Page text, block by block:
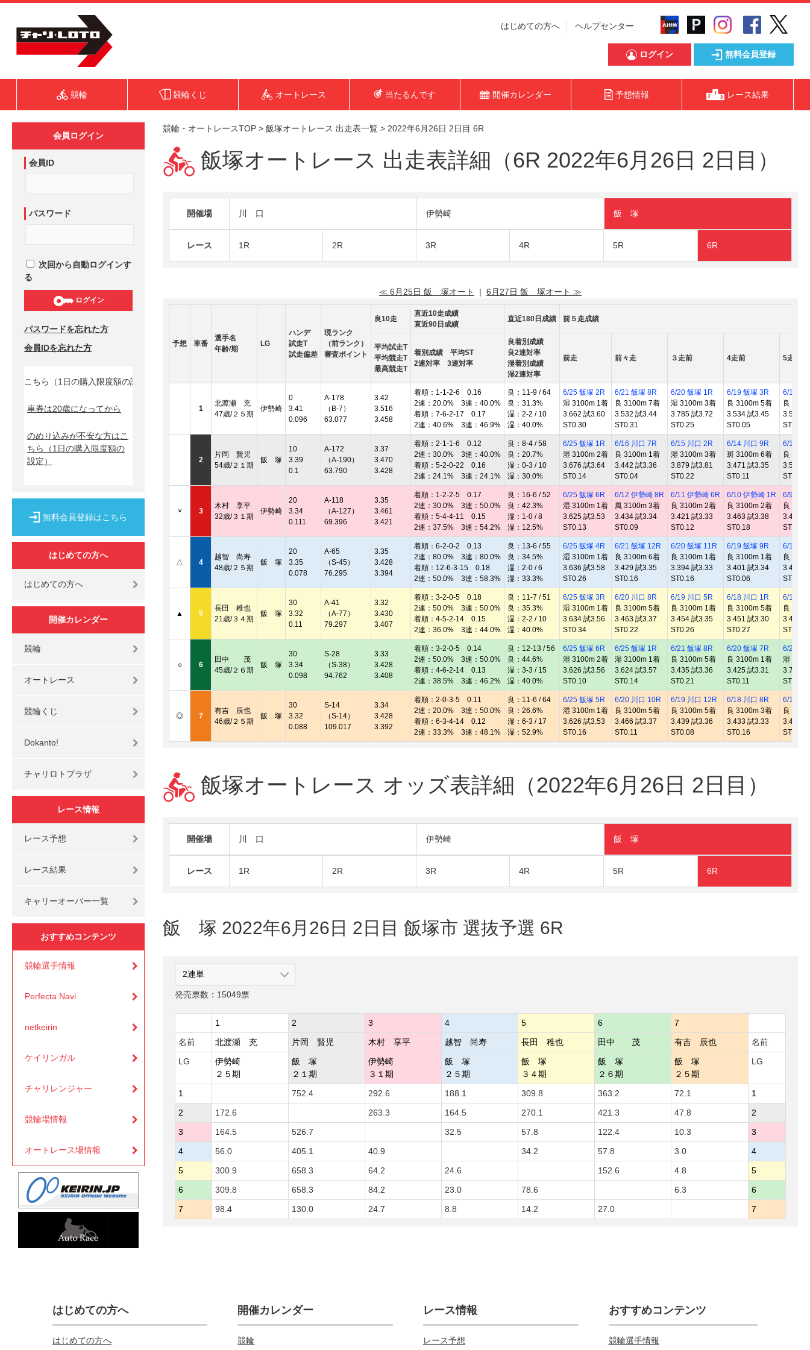
はじめての方へ ヘルプセンター
ログイン 無料会員登録
競輪 競輪くじ オートレース 当たるんです 開催カレンダー 予想情報 レース結果
会員ログイン
会員ID
パスワード
次回から自動ログインす
る
ログイン
パスワードを忘れた方
会員IDを忘れた方
ちら（1日の購入限度額の設定）↓
車券は20歳になってから
のめり込みが不安な方はこ
ちら
（1日の購入限度額の
設定）
無料会員登録はこちら
はじめての方へ
はじめての方へ
開催カレンダー
競輪
オートレース
競輪くじ
Dokanto!
チャリロトプラザ
レース情報
レース予想
レース結果
キャリーオーバー一覧
おすすめコンテンツ
競輪選手情報
Perfecta Navi
netkeirin
ケイリンガル
チャリレンジャー
競輪場情報
オートレース場情報
競輪・オートレースTOP > 飯塚オートレース 出走表一覧 > 2022年6月26日 2日目 6R
飯塚オートレース 出走表詳細（6R 2022年6月26日 2日目）
開催場 川 口 伊勢崎 飯 塚
レース 1R 2R 3R 4R 5R 6R
≪ 6月25日 飯 塚オート | 6月27日 飯 塚オート ≫
予想 車番
選手名
年齢/期
LG
ハンデ
試走T
試走偏差
現ランク
（前ランク）
審査ポイント
良10走
直近10走成績
直近90日成績
直近180日成績 前５走成績
平均試走T
平均競走T
最高競走T
着別成績 平均ST
2連対率 3連対率
良着別成績
良2連対率
湿着別成績
湿2連対率
前走 前々走 ３走前 4走前 5走前
1
北渡瀬 充
47歳/２５期
伊勢崎
0
3.41
0.096
A-178
（B-7）
63.077
3.42
3.516
3.458
着順：1-1-2-6 0.16
2連：20.0% 3連：40.0%
着順：7-6-2-17 0.17
2連：40.6% 3連：46.9%
良：11-9 / 64
良：31.3%
湿：2-2 / 10
湿：40.0%
6/25 飯塚 2R
湿 3100m 1着
3.662 試3.60
ST0.30
6/21 飯塚 8R
良 3100m 7着
3.532 試3.44
ST0.31
6/20 飯塚 1R
湿 3100m 3着
3.785 試3.72
ST0.25
6/19 飯塚 3R
良 3100m 5着
3.534 試3.45
ST0.05
6/18 飯
良
3.519
ST0.11
2
片岡 賢児
54歳/２１期
飯 塚
10
3.39
0.1
A-172
（A-190）
63.790
3.37
3.470
3.428
着順：2-1-1-6 0.12
2連：30.0% 3連：40.0%
着順：5-2-0-22 0.16
2連：24.1% 3連：24.1%
良：8-4 / 58
良：20.7%
湿：0-3 / 10
湿：30.0%
6/25 飯塚 1R
湿 3100m 2着
3.676 試3.64
ST0.14
6/16 川口 7R
良 3100m 1着
3.442 試3.36
ST0.04
6/15 川口 2R
湿 3100m 3着
3.879 試3.81
ST0.22
6/14 川口 9R
斑 3100m 6着
3.471 試3.35
ST0.11
6/13 川
良
3.500
ST0.11
× 3
木村 享平
32歳/３１期
伊勢崎
20
3.34
0.111
A-118
（A-127）
69.396
3.35
3.461
3.421
着順：1-2-2-5 0.17
2連：30.0% 3連：50.0%
着順：5-4-4-11 0.15
2連：37.5% 3連：54.2%
良：16-6 / 52
良：42.3%
湿：1-0 / 8
湿：12.5%
6/25 飯塚 6R
湿 3100m 1着
3.625 試3.53
ST0.13
6/12 伊勢崎 8R
風 3100m 3着
3.434 試3.34
ST0.09
6/11 伊勢崎 6R
良 3100m 2着
3.421 試3.33
ST0.12
6/10 伊勢崎 1R
良 3100m 2着
3.463 試3.38
ST0.18
6/9 伊
良
3.453
ST0.10
△ 4
越智 尚寿
48歳/２５期
飯 塚
20
3.35
0.078
A-65
（S-45）
76.295
3.35
3.428
3.394
着順：6-2-0-2 0.13
2連：80.0% 3連：80.0%
着順：12-6-3-15 0.18
2連：50.0% 3連：58.3%
良：13-6 / 55
良：34.5%
湿：2-0 / 6
湿：33.3%
6/25 飯塚 4R
湿 3100m 1着
3.636 試3.58
ST0.26
6/21 飯塚 12R
良 3100m 6着
3.429 試3.35
ST0.16
6/20 飯塚 11R
良 3100m 1着
3.394 試3.33
ST0.16
6/19 飯塚 9R
良 3100m 1着
3.401 試3.34
ST0.06
6/18 飯
良
3.429
ST0.07
▲ 5
長田 稚也
21歳/３４期
飯 塚
30
3.32
0.11
A-41
（A-77）
79.297
3.32
3.430
3.407
着順：3-2-0-5 0.18
2連：50.0% 3連：50.0%
着順：4-5-2-14 0.15
2連：36.0% 3連：44.0%
良：11-7 / 51
良：35.3%
湿：2-2 / 10
湿：40.0%
6/25 飯塚 3R
湿 3100m 1着
3.634 試3.56
ST0.34
6/20 川口 8R
良 3100m 5着
3.463 試3.37
ST0.22
6/19 川口 5R
良 3100m 1着
3.454 試3.35
ST0.26
6/18 川口 1R
良 3100m 5着
3.451 試3.30
ST0.27
6/16 川
良
3.408
ST0.05
○ 6
田中 茂
45歳/２６期
飯 塚
30
3.34
0.098
S-28
（S-38）
94.762
3.33
3.428
3.408
着順：3-2-0-5 0.14
2連：50.0% 3連：50.0%
着順：4-6-2-14 0.13
2連：38.5% 3連：46.2%
良：12-13 / 56
良：44.6%
湿：3-3 / 15
湿：40.0%
6/25 飯塚 6R
湿 3100m 2着
3.626 試3.56
ST0.10
6/25 飯塚 1R
湿 3100m 1着
3.624 試3.57
ST0.14
6/21 飯塚 8R
良 3100m 5着
3.435 試3.36
ST0.21
6/20 飯塚 7R
良 3100m 1着
3.425 試3.31
ST0.11
6/20 飯
湿
3.730
ST0.25
◎ 7
有吉 辰也
46歳/２５期
飯 塚
30
3.32
0.088
S-14
（S-14）
109.017
3.34
3.428
3.392
着順：2-0-3-5 0.11
2連：20.0% 3連：50.0%
着順：6-3-4-14 0.12
2連：33.3% 3連：48.1%
良：11-6 / 64
良：26.6%
湿：6-3 / 17
湿：52.9%
6/25 飯塚 5R
湿 3100m 1着
3.626 試3.53
ST0.16
6/20 川口 10R
良 3100m 5着
3.466 試3.37
ST0.11
6/19 川口 12R
良 3100m 5着
3.439 試3.36
ST0.08
6/18 川口 8R
良 3100m 3着
3.433 試3.33
ST0.16
6/16 川
良
3.421
ST0.05
飯塚オートレース オッズ表詳細（2022年6月26日 2日目）
開催場 川 口 伊勢崎 飯 塚
レース 1R 2R 3R 4R 5R 6R
飯 塚 2022年6月26日 2日目 飯塚市 選抜予選 6R
発売票数：15049票
1 2 3 4 5 6
7
名前
北渡瀬 充 片岡 賢児 木村 享平 越智 尚寿 長田 稚也 田中 茂 有吉 辰也
名前
LG
伊勢崎
２５期
飯 塚
２１期
伊勢崎
３１期
飯 塚
２５期
飯 塚
３４期
飯 塚
２６期
飯 塚
２５期
LG
1 752.4 292.6 188.1 309.8 363.2 72.1
1
2
172.6 263.3 164.5 270.1 421.3 47.8
2
3
164.5 526.7 32.5 57.8 122.4 10.3
3
4
56.0 405.1 40.9 34.2 57.8 3.0
4
5
300.9 658.3 64.2 24.6 152.6 4.8
5
6
309.8 658.3 84.2 23.0 78.6 6.3
6
7
98.4 130.0 24.7 8.8 14.2 27.0 7
はじめての方へ
はじめての方へ
開催カレンダー
競輪
レース情報
レース予想
おすすめコンテンツ
競輪選手情報